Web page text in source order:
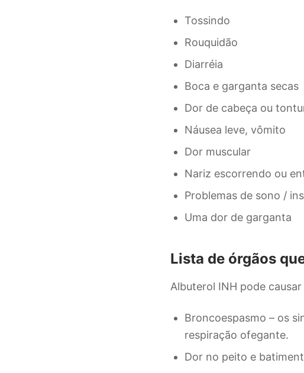
Tossindo
Rouquidão
Diarréia
Boca e garganta secas
Dor de cabeça ou
Náusea leve, vômito
Dor muscular
Nariz escorrendo ou
Problemas de sono /
Uma dor de garganta
Lista de órgãos
Albuterol INH pode
Broncoespasmo – os
respiração ofegante.
Dor no peito e